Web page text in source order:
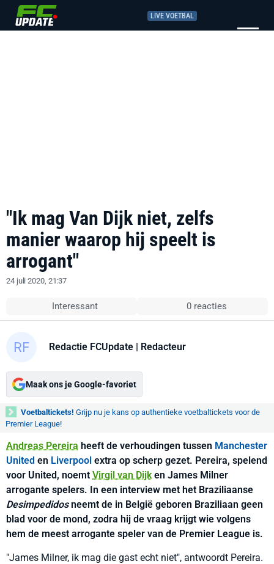
LIVE VOETBAL
"Ik mag Van Dijk niet, zelfs
manier waarop hij speelt is
arrogant"
24 juli 2020, 21:37
Interessant 0 reacties
Redactie FCUpdate | Redacteur
Maak ons je Google-favoriet
Voetbaltickets! Grijp nu je kans op authentieke voetbaltickets voor de
Premier League!
Andreas Pereira heeft de verhoudingen tussen Manchester
United en Liverpool extra op scherp gezet. Pereira, spelend
voor United, noemt Virgil van Dijken James Milner
arrogante spelers. In een interview met het Braziliaanse
Desimpedidosneemt de in België geboren Braziliaan geen
blad voor de mond, zodra hij de vraag krijgt wie volgens
hem de meest arrogante speler van de Premier League is.
"James Milner, ik mag die gast echt niet", antwoordt Pereira.